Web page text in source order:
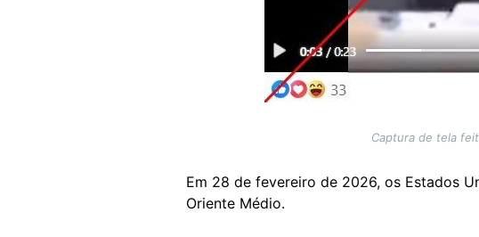
Captura de tela
Em 28 de fevereiro de 2026, os Estados
Oriente Médio.